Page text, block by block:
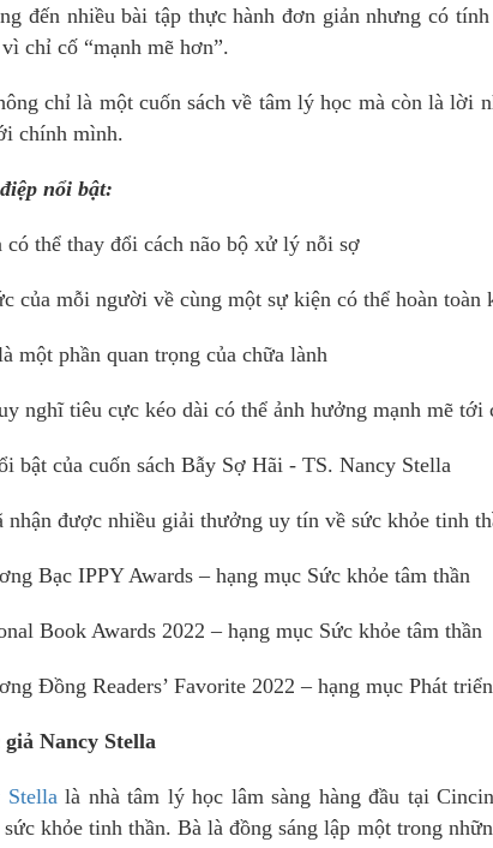
đến nhiều bài tập thực hành đơn giản nhưng có
chỉ cố “mạnh mẽ hơn”.
chỉ là một cuốn sách về tâm lý học mà còn là lời
chính mình.
nổi bật:
có thể thay đổi cách não bộ xử lý nỗi sợ
của mỗi người về cùng một sự kiện có thể hoàn toàn
một phần quan trọng của chữa lành
nghĩ tiêu cực kéo dài có thể ảnh hưởng mạnh mẽ tới
bật của cuốn sách Bẫy Sợ Hãi - TS. Nancy Stella
nhận được nhiều giải thưởng uy tín về sức khỏe tinh
Bạc IPPY Awards – hạng mục Sức khỏe tâm thần
Book Awards 2022 – hạng mục Sức khỏe tâm thần
Đồng Readers’ Favorite 2022 – hạng mục Phát
Nancy Stella
Stellalà nhà tâm lý học lâm sàng hàng đầu tại
khỏe tinh thần. Bà là đồng sáng lập một trong